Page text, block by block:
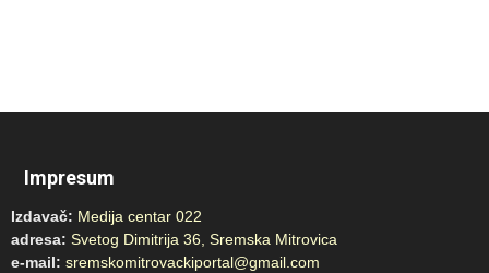
Impresum
Izdavač: Medija centar 022
adresa: Svetog Dimitrija 36, Sremska Mitrovica
e-mail: sremskomitrovackiportal@gmail.com